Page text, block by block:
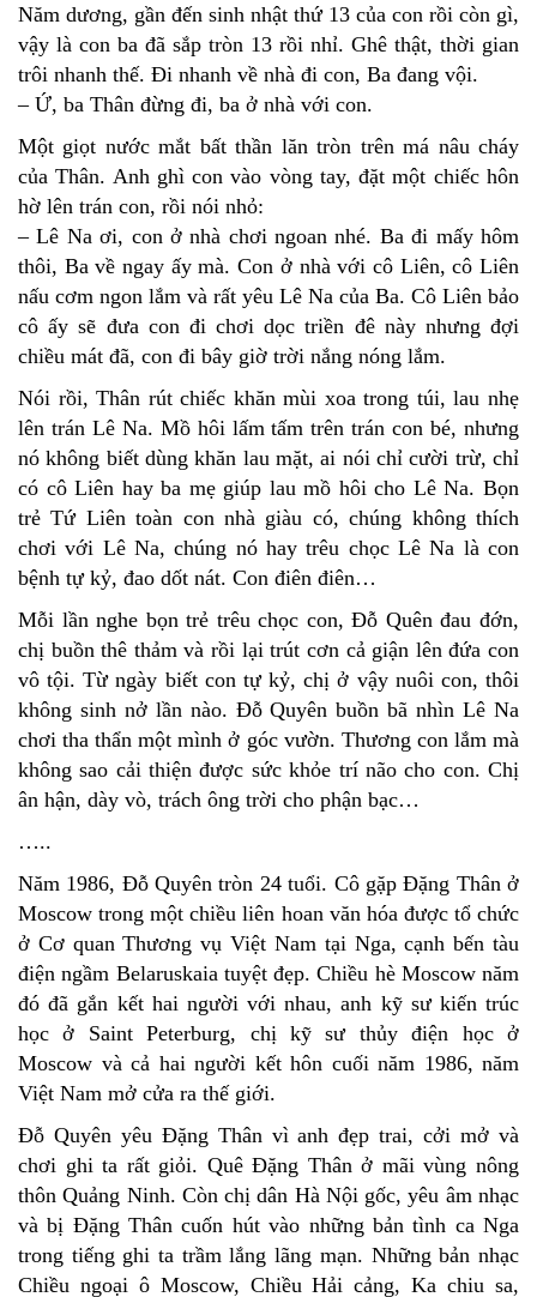
Năm dương, gần đến sinh nhật thứ 13 của con rồi còn gì,
vậy là con ba đã sắp tròn 13 rồi nhỉ. Ghê thật, thời gian
trôi nhanh thế. Đi nhanh về nhà đi con, Ba đang vội.
– Ứ, ba Thân đừng đi, ba ở nhà với con.
Một giọt nước mắt bất thần lăn tròn trên má nâu cháy
của Thân. Anh ghì con vào vòng tay, đặt một chiếc hôn
hờ lên trán con, rồi nói nhỏ:
– Lê Na ơi, con ở nhà chơi ngoan nhé. Ba đi mấy hôm
thôi, Ba về ngay ấy mà. Con ở nhà với cô Liên, cô Liên
nấu cơm ngon lắm và rất yêu Lê Na của Ba. Cô Liên bảo
cô ấy sẽ đưa con đi chơi dọc triền đê này nhưng đợi
chiều mát đã, con đi bây giờ trời nắng nóng lắm.
Nói rồi, Thân rút chiếc khăn mùi xoa trong túi, lau nhẹ
lên trán Lê Na. Mồ hôi lấm tấm trên trán con bé, nhưng
nó không biết dùng khăn lau mặt, ai nói chỉ cười trừ, chỉ
có cô Liên hay ba mẹ giúp lau mồ hôi cho Lê Na. Bọn
trẻ Tứ Liên toàn con nhà giàu có, chúng không thích
chơi với Lê Na, chúng nó hay trêu chọc Lê Na là con
bệnh tự kỷ, đao dốt nát. Con điên điên…
Mỗi lần nghe bọn trẻ trêu chọc con, Đỗ Quên đau đớn,
chị buồn thê thảm và rồi lại trút cơn cả giận lên đứa con
vô tội. Từ ngày biết con tự kỷ, chị ở vậy nuôi con, thôi
không sinh nở lần nào. Đỗ Quyên buồn bã nhìn Lê Na
chơi tha thẩn một mình ở góc vườn. Thương con lắm mà
không sao cải thiện được sức khỏe trí não cho con. Chị
ân hận, dày vò, trách ông trời cho phận bạc…
…..
Năm 1986, Đỗ Quyên tròn 24 tuổi. Cô gặp Đặng Thân ở
Moscow trong một chiều liên hoan văn hóa được tổ chức
ở Cơ quan Thương vụ Việt Nam tại Nga, cạnh bến tàu
điện ngầm Belaruskaia tuyệt đẹp. Chiều hè Moscow năm
đó đã gắn kết hai người với nhau, anh kỹ sư kiến trúc
học ở Saint Peterburg, chị kỹ sư thủy điện học ở
Moscow và cả hai người kết hôn cuối năm 1986, năm
Việt Nam mở cửa ra thế giới.
Đỗ Quyên yêu Đặng Thân vì anh đẹp trai, cởi mở và
chơi ghi ta rất giỏi. Quê Đặng Thân ở mãi vùng nông
thôn Quảng Ninh. Còn chị dân Hà Nội gốc, yêu âm nhạc
và bị Đặng Thân cuốn hút vào những bản tình ca Nga
trong tiếng ghi ta trầm lắng lãng mạn. Những bản nhạc
Chiều ngoại ô Moscow, Chiều Hải cảng, Ka chiu sa,